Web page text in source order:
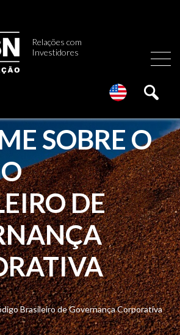
Relações com
Investidores
SOBRE O
DE
Brasileiro de Governança Corporativa